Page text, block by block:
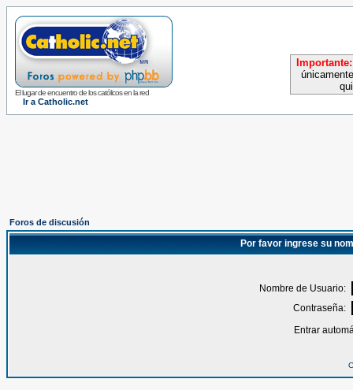
El lugar de encuentro de los católicos en la red
Ir a Catholic.net
Importante:
Foros de discusión
Por favor ingrese su
Nombre de Usuario:
Contraseña:
Entrar